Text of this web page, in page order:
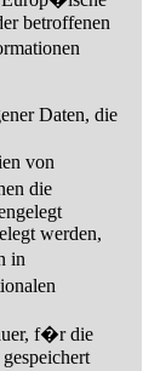
betroffenen
Daten, die
von
die
werden,
in
f�r die